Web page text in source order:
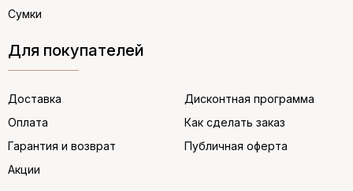
Сумки
Для покупателей
Доставка
Оплата
Гарантия и возврат
Акции
Дисконтная программа
Как сделать заказ
Публичная оферта